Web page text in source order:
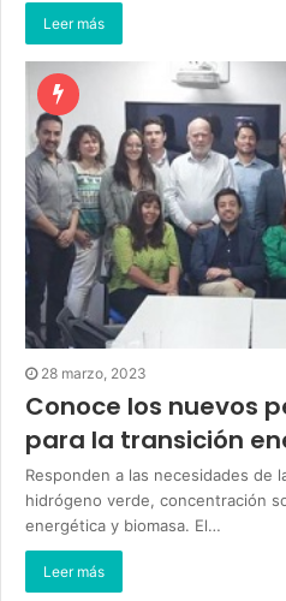
Leer más
28 marzo, 2023
Conoce los nuevos
para la transición
Responden a las necesidades de
hidrógeno verde, concentración
energética y biomasa. El…
Leer más